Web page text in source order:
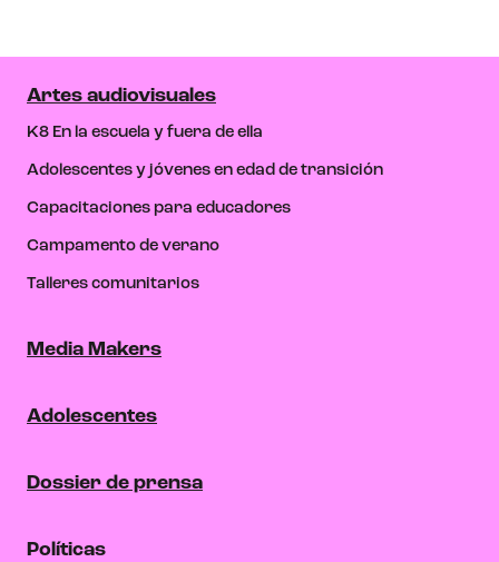
Artes audiovisuales
K8 En la escuela y fuera de ella
Adolescentes y jóvenes en edad de transición
Capacitaciones para educadores
Campamento de verano
Talleres comunitarios
Media Makers
Adolescentes
Dossier de prensa
Políticas